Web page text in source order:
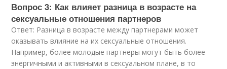
Вопрос 3: Как влияет разница в возрасте на
сексуальные отношения партнеров
Ответ: Разница в возрасте между партнерами может
оказывать влияние на их сексуальные отношения.
Например, более молодые партнеры могут быть более
энергичными и активными в сексуальном плане, в то